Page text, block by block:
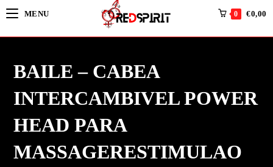
MENU 0 €0,00
BAILE – CABEA
INTERCAMBIVEL POWER
HEAD PARA
MASSAGERESTIMULAO